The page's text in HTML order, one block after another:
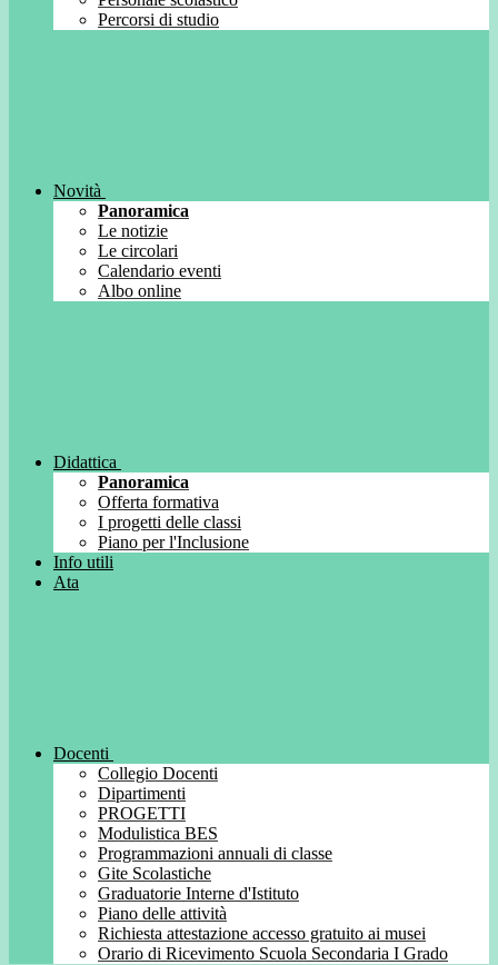
Percorsi di studio
Novità
Panoramica
Le notizie
Le circolari
Calendario eventi
Albo online
Didattica
Panoramica
Offerta formativa
I progetti delle classi
Piano per l'Inclusione
Info utili
Ata
Docenti
Collegio Docenti
Dipartimenti
PROGETTI
Modulistica BES
Programmazioni annuali di classe
Gite Scolastiche
Graduatorie Interne d'Istituto
Piano delle attività
Richiesta attestazione accesso gratuito ai musei
Orario di Ricevimento Scuola Secondaria I Grado